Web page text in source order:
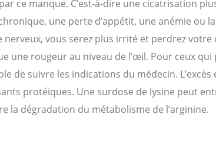
ce manque. C’est-à-dire une cicatrisation
une perte d’appétit, une anémie ou
nerveux, vous serez plus irrité et perdrez
une rougeur au niveau de l’œil. Pour ceux
de suivre les indications du médecin.
protéiques. Une surdose de lysine peut
la dégradation du métabolisme de l’arginine.